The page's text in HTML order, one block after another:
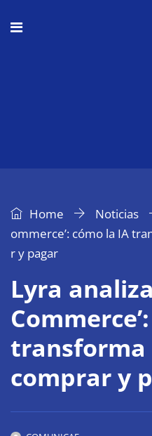
Home Noticias
ommerce’: cómo la IA
r y pagar
Lyra
transforma
comprar y